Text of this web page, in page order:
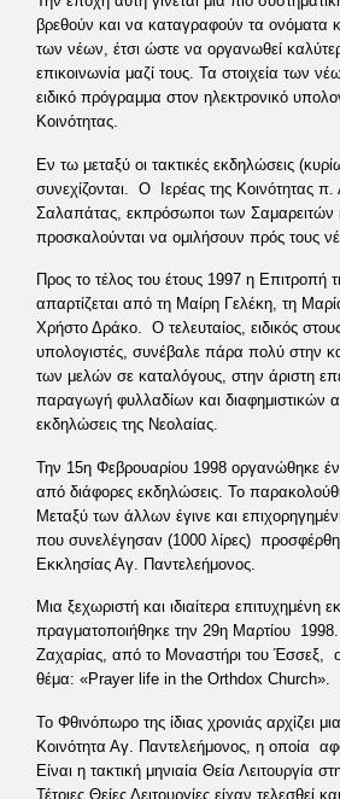
βρεθούν και να καταγραφούν τα ονόματα
των νέων, έτσι ώστε να οργανωθεί
επικοινωνία μαζί τους. Τα στοιχεία των
ειδικό πρόγραμμα στον ηλεκτρονικό
Κοινότητας.
Εν τω μεταξύ οι τακτικές εκδηλώσεις
συνεχίζονται. Ο Ιερέας της Κοινότητας π.
Σαλαπάτας, εκπρόσωποι των Σαμαρειτών
προσκαλούνται να ομιλήσουν πρός τους
Προς το τέλος του έτους 1997 η Επιτροπή
απαρτίζεται από τη Μαίρη Γελέκη, τη
Χρήστο Δράκο. Ο τελευταίος, ειδικός
υπολογιστές, συνέβαλε πάρα πολύ στην
των μελών σε καταλόγους, στην άριστη
παραγωγή φυλλαδίων και διαφημιστικών
εκδηλώσεις της Νεολαίας.
Την 15η Φεβρουαρίου 1998 οργανώθηκε
από διάφορες εκδηλώσεις. Το
Μεταξύ των άλλων έγινε και
που συνελέγησαν (1000 λίρες)
Εκκλησίας Αγ. Παντελεήμονος.
Μια ξεχωριστή και ιδιαίτερα επιτυχημένη
πραγματοποιήθηκε την 29η Μαρτίου
Ζαχαρίας, από το Μοναστήρι του Έσσεξ,
θέμα: «Prayer life in the Orthdox Church».
Το Φθινόπωρο της ίδιας χρονιάς αρχίζει
Κοινότητα Αγ. Παντελεήμονος, η οποία
Είναι η τακτική μηνιαία Θεία Λειτουργία
Τέτοιες Θείες Λειτουργίες είχαν τελεσθεί